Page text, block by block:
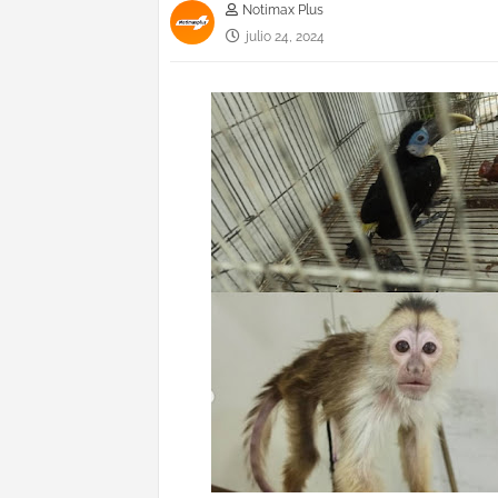
Notimax Plus
julio 24, 2024